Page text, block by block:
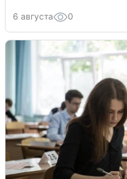
6 августа 0